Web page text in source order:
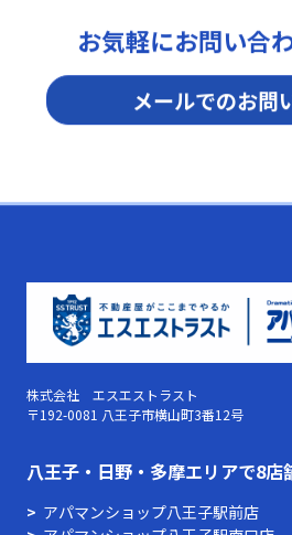
お気軽にお問い合
メールでのお問
株式会社 エスエストラスト
〒192-0081 八王子市横山町3番12号
⼋王⼦・⽇野・多摩エリアで8店
アパマンショップ八王子駅前店